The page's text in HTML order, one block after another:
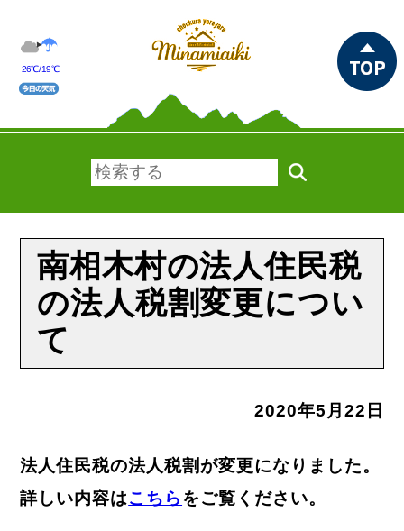
26℃/19℃
南相木村の法人住民税
の法人税割変更につい
て
2020年5月22日
法人住民税の法人税割が変更になりました。
詳しい内容はこちら をご覧ください。